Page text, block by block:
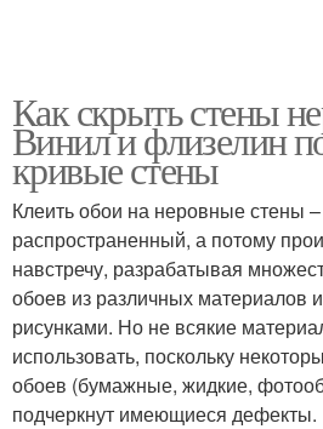
Как скрыть стены
Винил и флизелин
кривые стены
Клеить обои на неровные стены
распространенный, а потому
навстречу, разрабатывая
обоев из различных материалов
рисунками. Но не всякие
использовать, поскольку
обоев (бумажные, жидкие,
подчеркнут имеющиеся дефекты.